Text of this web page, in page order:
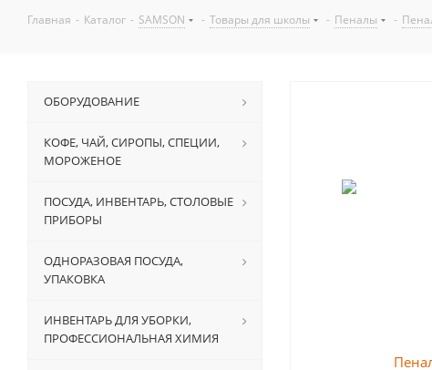
Главная - Каталог - SAMSON - Товары для школы - Пеналы -
ОБОРУДОВАНИЕ
КОФЕ, ЧАЙ, СИРОПЫ, СПЕЦИИ,
МОРОЖЕНОЕ
ПОСУДА, ИНВЕНТАРЬ, СТОЛОВЫЕ
ПРИБОРЫ
ОДНОРАЗОВАЯ ПОСУДА,
УПАКОВКА
ИНВЕНТАРЬ ДЛЯ УБОРКИ,
ПРОФЕССИОНАЛЬНАЯ ХИМИЯ